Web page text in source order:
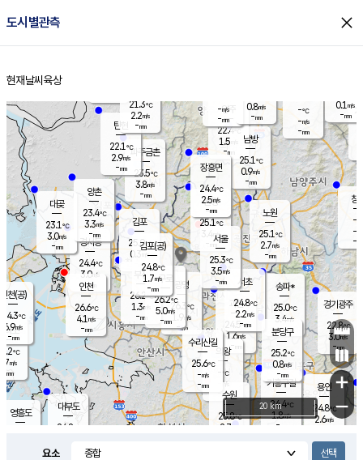
도시별관측 close
홈
현재날씨 육상
의도
℃
m/s
mm
영흥도
양주
22.4℃
1.5
-mm
과천
24.5℃
1.6m/s
- mm
용인
24.8℃
2.6m/s
경기광주
22.8℃
3.0m/s
-mm
대부도
24.8
경서동
24.4℃
3.0m/s
-mm
파주금촌
23.5℃
3.8m/s
-mm
-℃
-m/s
-mm
대곶
23.1℃
3.0m/s
-mm
창
-
-m/
-
탄현
22.1℃
2.9m/s
-mm
0.1 m/s
-mm
의왕
- ℃
m/s
mm
김포
25.0℃
0.3 m/s
mm
광명
26.3 ℃
1.9 m/s
-mm
부천
26.2℃
1.3m/s
-mm
양촌
23.4℃
3.3m/s
-mm
구로
26.2℃
5.0m/s
-mm
은평
25.1℃
3.4 m/s
- mm
노원
25.1℃
2.7m/s
-mm
송파*
25.0℃
3.4m/s
-mm
서초
24.8℃
2.2m/s
-mm
남방
25.1℃
0.9m/s
-mm
기흥구갈
24.4℃
1.8m/s
-
수리산길
25.6℃
-m/s
-mm
분당구
25.2℃
0.8m/s
-mm
장흥면
24.4℃
2.5m/s
-mm
-m/s
-mm
인천(공)
24.3℃
6.9m/s
-mm
김포(공)
24.8℃
1.7m/s
-mm
수원
25.8℃
2.7 m/s
인천
26.6℃
4.1 m/s
-mm
서울
25.3℃
3.5m/s
-mm
21.3℃
2.2m/s
-mm
0.8m/s
-mm
+
−
20 km
요소